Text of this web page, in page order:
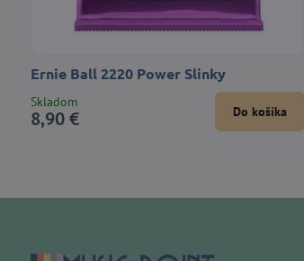
Ernie Ball 2220 Power Slinky
Skladom
8,90 € Do košíka